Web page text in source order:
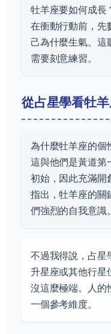
牡羊座要如何成長
在衝動行動前，先
己為什麼生氣。這
需要刻意練習。
從占星學看牡
為什麼牡羊座的個
這與他們是黃道第
初始，因此充滿開
指出，牡羊座的關
們強烈的自我意識。
不過我得說，占星
升星座或其他行星
沒這麼極端。人的
一個參考維度。